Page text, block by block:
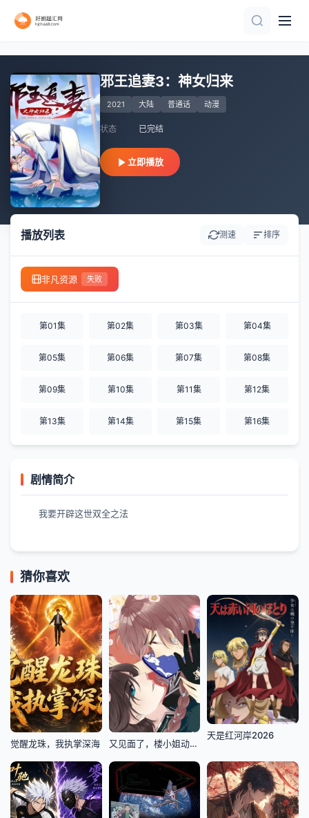
邪王追妻3：神女归来
2021 大陆 普通话 动漫
状态 已完结
立即播放
播放列表 测速 排序
非凡资源 失败
第01集 第02集 第03集 第04集
第05集 第06集 第07集 第08集
第09集 第10集 第11集 第12集
第13集 第14集 第15集 第16集
剧情简介
我要开辟这世双全之法
猜你喜欢
第45集完结
觉醒龙珠，我执掌深海
已完结
又见面了，楼小姐动态漫画第1季
更新至04集
天是红河岸2026
第55集完结
全6集
第50集已完结
第52集完结
第5集
第12集完结
第5集